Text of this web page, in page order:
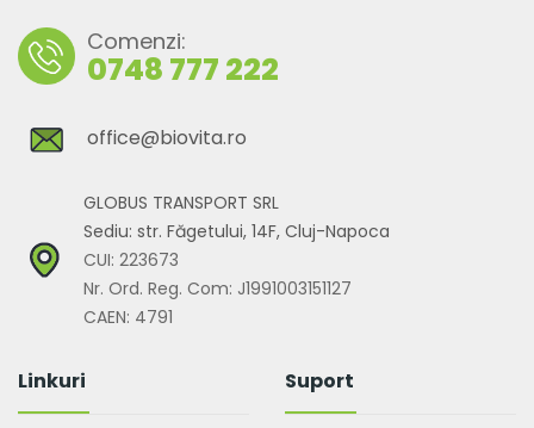
Comenzi:
0748 777 222
office@biovita.ro
GLOBUS TRANSPORT SRL
Sediu: str. Făgetului, 14F, Cluj-Napoca
CUI: 223673
Nr. Ord. Reg. Com: J1991003151127
CAEN: 4791
Linkuri Suport